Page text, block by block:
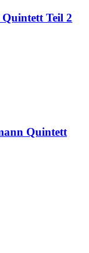
Teil 2
Quintett